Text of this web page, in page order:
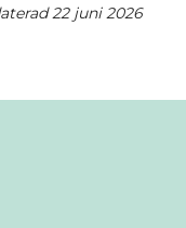
22 juni 2026